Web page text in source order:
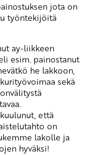
jota on
työntekijöitä
ay-liikkeen
esim. painostanut
he lakkoon,
sekä
että
on
lakolle ja
hyväksi!